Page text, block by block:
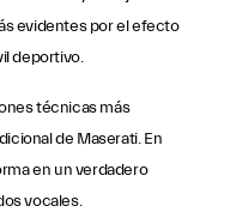
evidentes por el efecto
deportivo.
técnicas más
de Maserati. En
en un verdadero
vocales.